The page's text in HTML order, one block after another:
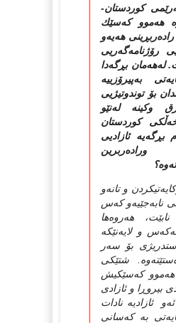
كوردستان-
هه‌موو كه‌سێك
هه‌یه‌و
رۆژنامه‌گه‌ریی
له‌هه‌مان بڕگه‌دا
به‌پیرۆزییه‌
بۆ توندوتیژیی
وكینه‌ له‌نێو
خه‌ڵكی كوردستان
بڕگه‌یه‌ ئازادیی
وراده‌ربرین
و تانه‌و
نابه‌جێیه‌و كه‌س
هه‌روه‌ها
و لایه‌نێكه‌
بۆ سه‌ر
شتێكی
هه‌موو كه‌سێكیش
بیروڕا و ئازادی
ئازادیه‌ نادات
به‌ كه‌سانی